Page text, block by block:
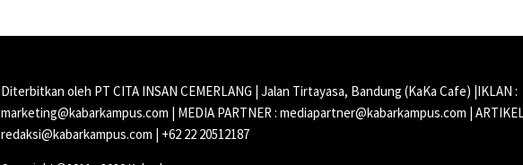
Diterbitkan oleh PT CITA INSAN CEMERLANG | Jalan Tirtayasa, Bandung (KaKa Cafe) |IKLAN :
marketing@kabarkampus.com | MEDIA PARTNER : mediapartner@kabarkampus.com |
redaksi@kabarkampus.com | +62 22 20512187